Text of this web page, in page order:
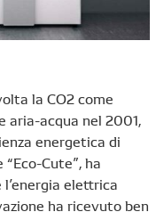
la CO2 come
aria-acqua nel 2001,
energetica di
Cute”, ha
elettrica
ha ricevuto ben